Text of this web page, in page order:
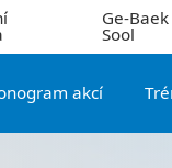
Ge-
Sool
akcí